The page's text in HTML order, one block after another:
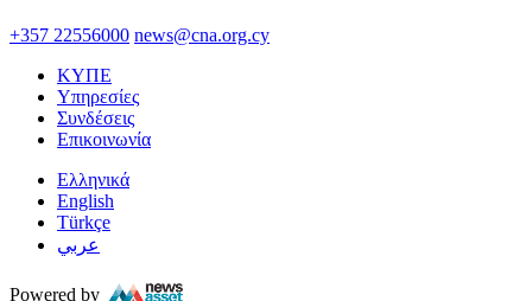
+357 22556000 news@cna.org.cy
ΚΥΠΕ
Υπηρεσίες
Συνδέσεις
Επικοινωνία
Ελληνικά
English
Türkçe
عربي
Powered by